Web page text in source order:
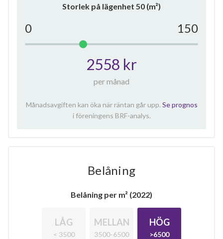
Storlek på lägenhet 50 (m²)
0 150
2558 kr
per månad
Månadsavgiften kan öka när räntan går upp. Se prognos
i föreningens BRF-analys.
Belåning
Belåning per m² (2022)
LÅG
< 3500
MELLAN
3500-6500
HÖG
>6500